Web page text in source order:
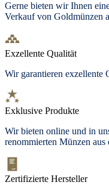
Gerne bieten wir Ihnen
Verkauf von Goldmünzen
Exzellente Qualität
Wir garantieren exzellente
Exklusive Produkte
Wir bieten online und in
renommierten Münzen aus
Zertifizierte Hersteller